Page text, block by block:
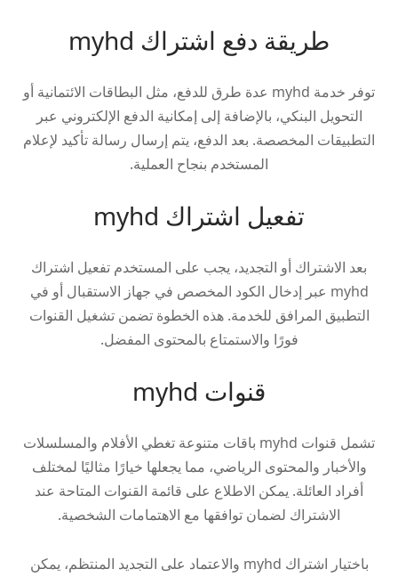
طريقة دفع اشتراك myhd
توفر خدمة myhd عدة طرق للدفع، مثل البطاقات الائتمانية أو
التحويل البنكي، بالإضافة إلى إمكانية الدفع الإلكتروني عبر
التطبيقات المخصصة. بعد الدفع، يتم إرسال رسالة تأكيد لإعلام
المستخدم بنجاح العملية.
تفعيل اشتراك myhd
بعد الاشتراك أو التجديد، يجب على المستخدم تفعيل اشتراك
myhd عبر إدخال الكود المخصص في جهاز الاستقبال أو في
التطبيق المرافق للخدمة. هذه الخطوة تضمن تشغيل القنوات
فورًا والاستمتاع بالمحتوى المفضل.
قنوات myhd
تشمل قنوات myhd باقات متنوعة تغطي الأفلام والمسلسلات
والأخبار والمحتوى الرياضي، مما يجعلها خيارًا مثاليًا لمختلف
أفراد العائلة. يمكن الاطلاع على قائمة القنوات المتاحة عند
الاشتراك لضمان توافقها مع الاهتمامات الشخصية.
باختيار اشتراك myhd والاعتماد على التجديد المنتظم، يمكن